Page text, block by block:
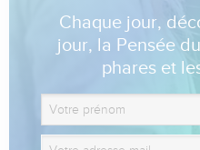
Chaque jour,
jour, la Pensée
phares et